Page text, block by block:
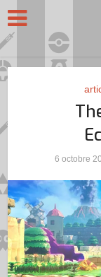
6 octobre